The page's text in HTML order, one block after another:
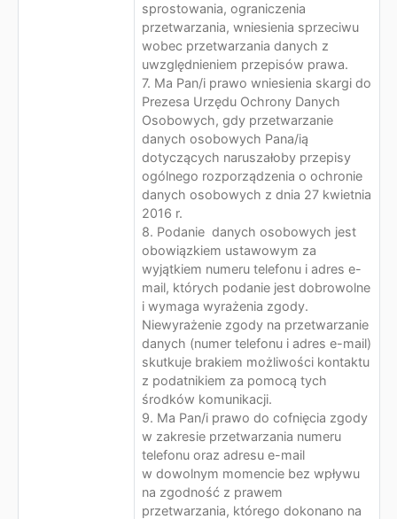
sprostowania, ograniczenia
przetwarzania, wniesienia sprzeciwu
wobec przetwarzania danych z
uwzględnieniem przepisów prawa.
7. Ma Pan/i prawo wniesienia skargi do
Prezesa Urzędu Ochrony Danych
Osobowych, gdy przetwarzanie
danych osobowych Pana/ią
dotyczących naruszałoby przepisy
ogólnego rozporządzenia o ochronie
danych osobowych z dnia 27 kwietnia
2016 r.
8. Podanie danych osobowych jest
obowiązkiem ustawowym za
wyjątkiem numeru telefonu i adres e-
mail, których podanie jest dobrowolne
i wymaga wyrażenia zgody.
Niewyrażenie zgody na przetwarzanie
danych (numer telefonu i adres e-mail)
skutkuje brakiem możliwości kontaktu
z podatnikiem za pomocą tych
środków komunikacji.
9. Ma Pan/i prawo do cofnięcia zgody
w zakresie przetwarzania numeru
telefonu oraz adresu e-mail
w dowolnym momencie bez wpływu
na zgodność z prawem
przetwarzania, którego dokonano na